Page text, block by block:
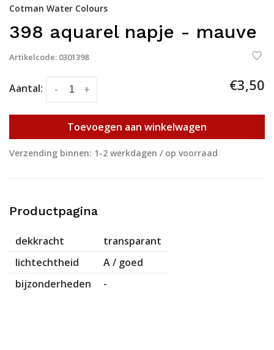
Cotman Water Colours
398 aquarel napje - mauve
Artikelcode: 0301398
Aantal: +
- €3,50
Toevoegen aan winkelwagen
Verzending binnen: 1-2 werkdagen / op voorraad
Productpagina
dekkracht
transparant
lichtechtheid
A / goed
bijzonderheden
-